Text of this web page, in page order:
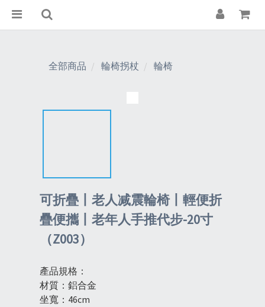
全部商品 輪椅拐杖 輪椅
可折疊丨老人减震輪椅丨輕便折
疊便攜丨老年人手推代步-20寸
（Z003）
產品規格：
材質：鋁合金
坐寬：46cm